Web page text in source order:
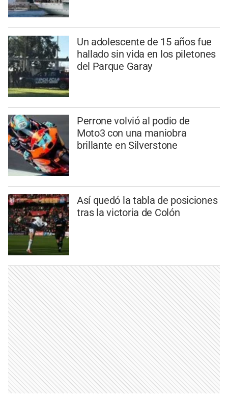
Un adolescente de 15 años fue
hallado sin vida en los piletones
del Parque Garay
Perrone volvió al podio de
Moto3 con una maniobra
brillante en Silverstone
Así quedó la tabla de posiciones
tras la victoria de Colón